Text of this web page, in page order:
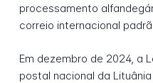
processamento
correio internacional
Em dezembro de 2024, a
postal nacional da